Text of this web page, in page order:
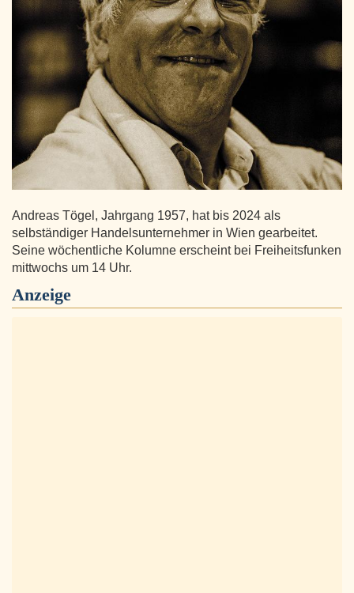
Andreas Tögel, Jahrgang 1957, hat bis 2024 als
selbständiger Handelsunternehmer in Wien gearbeitet.
Seine wöchentliche Kolumne erscheint bei Freiheitsfunken
mittwochs um 14 Uhr.
Anzeige